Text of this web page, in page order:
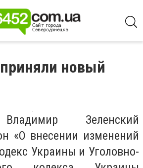
новый
Зеленский
«О внесении изменений
Украины и Уголовно-